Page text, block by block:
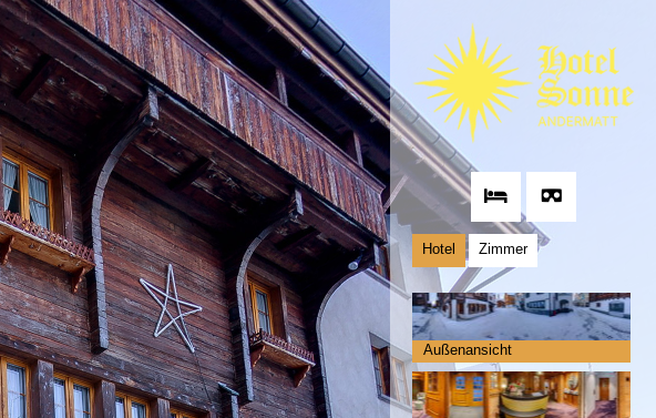
Hotel Zimmer
Außenansicht